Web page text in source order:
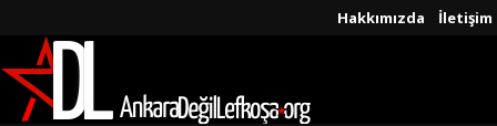
Hakkımızda İletişim